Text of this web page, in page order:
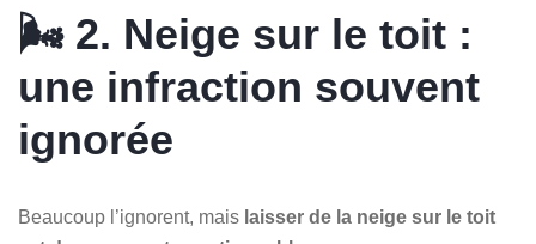
🌬️ 2. Neige sur le toit :
une infraction souvent
ignorée
Beaucoup l’ignorent, mais laisser de la neige sur le toit